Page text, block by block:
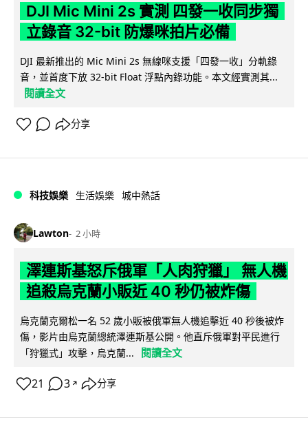
DJI Mic Mini 2s 實測 四發一收同步獨
立錄音 32-bit 防爆咪拍片必備
DJI 最新推出的 Mic Mini 2s 無線咪支援「四發一收」分軌錄
音，並首度下放 32-bit Float 浮點內錄功能。本文經實測其...
閱讀全文
分享
科技娛樂 生活娛樂 城中熱話
Lawton 2 小時
澤連斯基怒斥俄軍「人肉狩獵」 無人機
追殺烏克蘭小販近 40 秒仍被炸傷
烏克蘭克爾松一名 52 歲小販被俄軍無人機追擊近 40 秒後被炸
傷，影片由烏克蘭總統澤連斯基公開。他直斥俄軍對平民進行
「狩獵式」攻擊，烏克蘭...
閱讀全文
21 3 ↗ 分享